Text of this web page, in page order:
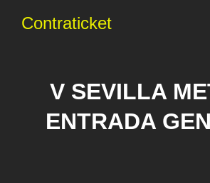
Contraticket
V SEVILLA
ENTRADA